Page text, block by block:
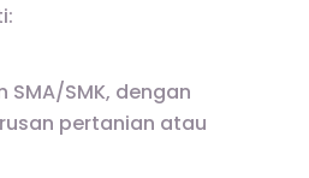
SMK, dengan
pertanian atau